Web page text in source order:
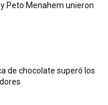
Peto Menahem unieron
de chocolate superó los